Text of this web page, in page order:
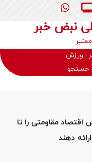
نبض خبر
معتبر
ورزش
جستجو
مقاومتی را تا
دهند